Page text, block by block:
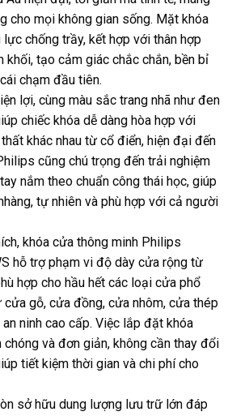
cho mọi không gian sống. Mặt khóa
chống trầy, kết hợp với thân hợp
khối, tạo cảm giác chắc chắn, bền bỉ
chạm đầu tiên.
lợi, cùng màu sắc trang nhã như đen
chiếc khóa dễ dàng hòa hợp với
khác nhau từ cổ điển, hiện đại đến
cũng chú trọng đến trải nghiệm
nắm theo chuẩn công thái học, giúp
tự nhiên và phù hợp với cả người
khóa cửa thông minh Philips
hỗ trợ phạm vi độ dày cửa rộng từ
hợp cho hầu hết các loại cửa phổ
cửa gỗ, cửa đồng, cửa nhôm, cửa thép
ninh cao cấp. Việc lắp đặt khóa
và đơn giản, không cần thay đổi
tiết kiệm thời gian và chi phí cho
sở hữu dung lượng lưu trữ lớn đáp